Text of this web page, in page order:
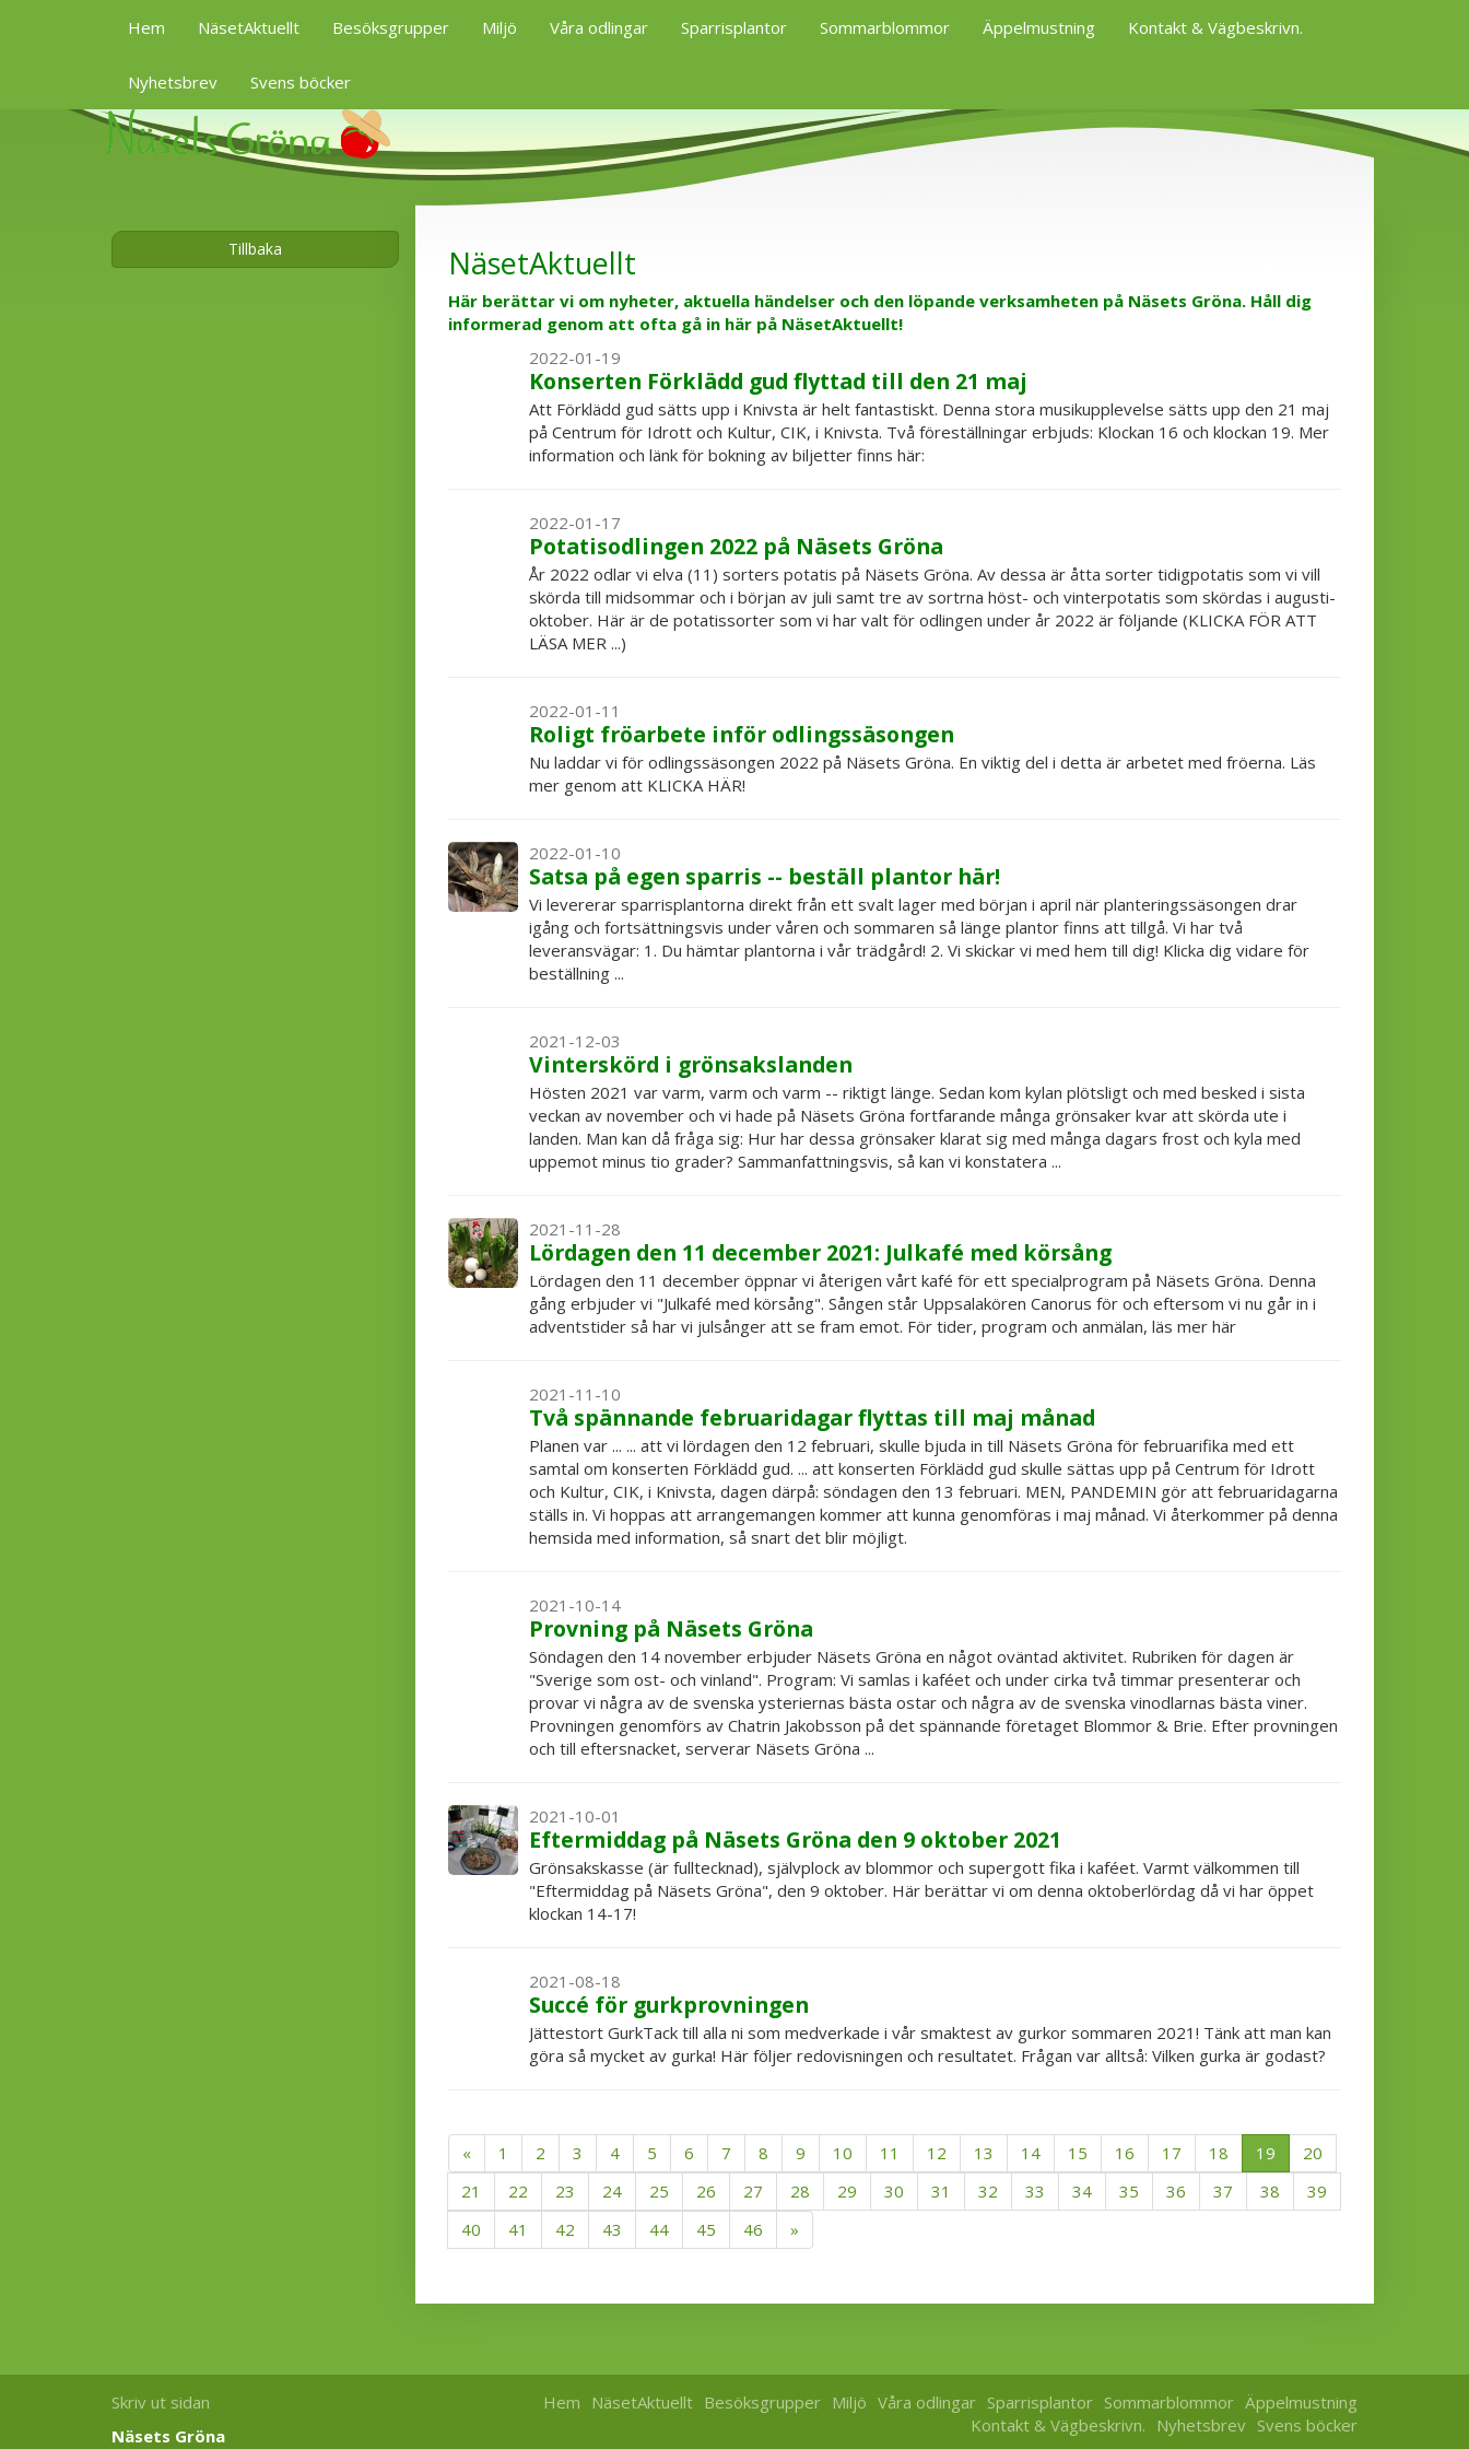
Hem NäsetAktuellt Besöksgrupper Miljö Våra odlingar Sparrisplantor Sommarblommor Äppelmustning Kontakt & Vägbeskrivn.
Nyhetsbrev Svens böcker
Tillbaka NäsetAktuellt
Här berättar vi om nyheter, aktuella händelser och den löpande verksamheten på Näsets Gröna. Håll dig
informerad genom att ofta gå in här på NäsetAktuellt!
2022-01-19
Konserten Förklädd gud flyttad till den 21 maj
Att Förklädd gud sätts upp i Knivsta är helt fantastiskt. Denna stora musikupplevelse sätts upp den 21 maj
på Centrum för Idrott och Kultur, CIK, i Knivsta. Två föreställningar erbjuds: Klockan 16 och klockan 19. Mer
information och länk för bokning av biljetter finns här:
2022-01-17
Potatisodlingen 2022 på Näsets Gröna
År 2022 odlar vi elva (11) sorters potatis på Näsets Gröna. Av dessa är åtta sorter tidigpotatis som vi vill
skörda till midsommar och i början av juli samt tre av sortrna höst- och vinterpotatis som skördas i augusti-
oktober. Här är de potatissorter som vi har valt för odlingen under år 2022 är följande (KLICKA FÖR ATT
LÄSA MER ...)
2022-01-11
Roligt fröarbete inför odlingssäsongen
Nu laddar vi för odlingssäsongen 2022 på Näsets Gröna. En viktig del i detta är arbetet med fröerna. Läs
mer genom att KLICKA HÄR!
2022-01-10
Satsa på egen sparris -- beställ plantor här!
Vi levererar sparrisplantorna direkt från ett svalt lager med början i april när planteringssäsongen drar
igång och fortsättningsvis under våren och sommaren så länge plantor finns att tillgå. Vi har två
leveransvägar: 1. Du hämtar plantorna i vår trädgård! 2. Vi skickar vi med hem till dig! Klicka dig vidare för
beställning ...
2021-12-03
Vinterskörd i grönsakslanden
Hösten 2021 var varm, varm och varm -- riktigt länge. Sedan kom kylan plötsligt och med besked i sista
veckan av november och vi hade på Näsets Gröna fortfarande många grönsaker kvar att skörda ute i
landen. Man kan då fråga sig: Hur har dessa grönsaker klarat sig med många dagars frost och kyla med
uppemot minus tio grader? Sammanfattningsvis, så kan vi konstatera ...
2021-11-28
Lördagen den 11 december 2021: Julkafé med körsång
Lördagen den 11 december öppnar vi återigen vårt kafé för ett specialprogram på Näsets Gröna. Denna
gång erbjuder vi "Julkafé med körsång". Sången står Uppsalakören Canorus för och eftersom vi nu går in i
adventstider så har vi julsånger att se fram emot. För tider, program och anmälan, läs mer här
2021-11-10
Två spännande februaridagar flyttas till maj månad
Planen var ... ... att vi lördagen den 12 februari, skulle bjuda in till Näsets Gröna för februarifika med ett
samtal om konserten Förklädd gud. ... att konserten Förklädd gud skulle sättas upp på Centrum för Idrott
och Kultur, CIK, i Knivsta, dagen därpå: söndagen den 13 februari. MEN, PANDEMIN gör att februaridagarna
ställs in. Vi hoppas att arrangemangen kommer att kunna genomföras i maj månad. Vi återkommer på denna
hemsida med information, så snart det blir möjligt.
2021-10-14
Provning på Näsets Gröna
Söndagen den 14 november erbjuder Näsets Gröna en något oväntad aktivitet. Rubriken för dagen är
"Sverige som ost- och vinland". Program: Vi samlas i kaféet och under cirka två timmar presenterar och
provar vi några av de svenska ysteriernas bästa ostar och några av de svenska vinodlarnas bästa viner.
Provningen genomförs av Chatrin Jakobsson på det spännande företaget Blommor & Brie. Efter provningen
och till eftersnacket, serverar Näsets Gröna ...
2021-10-01
Eftermiddag på Näsets Gröna den 9 oktober 2021
Grönsakskasse (är fulltecknad), självplock av blommor och supergott fika i kaféet. Varmt välkommen till
"Eftermiddag på Näsets Gröna", den 9 oktober. Här berättar vi om denna oktoberlördag då vi har öppet
klockan 14-17!
2021-08-18
Succé för gurkprovningen
Jättestort GurkTack till alla ni som medverkade i vår smaktest av gurkor sommaren 2021! Tänk att man kan
göra så mycket av gurka! Här följer redovisningen och resultatet. Frågan var alltså: Vilken gurka är godast?
« 1 2 3 4 5 6 7 8 9 10 11 12 13 14 15 16 17 18 19
20
21
22 23 24 25 26 27 28 29 30 31 32 33 34 35 36 37 38
39
40
41 42 43 44 45 46 »
Skriv ut sidan
Näsets Gröna
Hem NäsetAktuellt Besöksgrupper Miljö Våra odlingar Sparrisplantor Sommarblommor Äppelmustning
Kontakt & Vägbeskrivn. Nyhetsbrev Svens böcker